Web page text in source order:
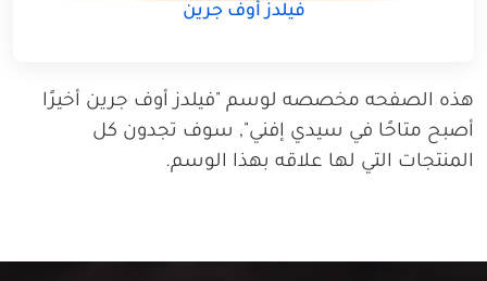
فيلدز أوف جرين
هذه الصفحه مخصصه لوسم "فيلدز أوف جرين أخيرًا
أصبح متاحًا في سيدي إفني", سوف تجدون كل
المنتجات التي لها علاقه بهذا الوسم.